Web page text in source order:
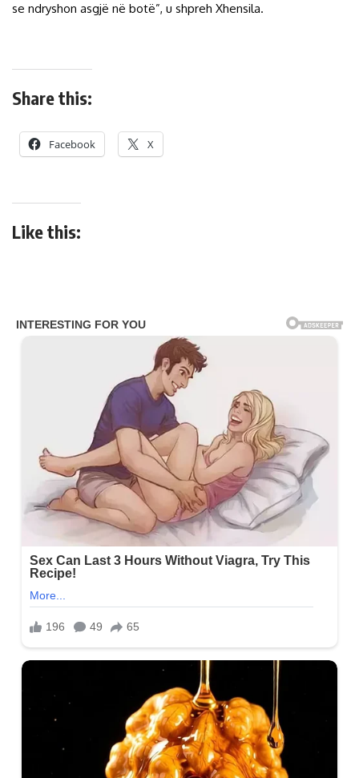
se ndryshon asgjë në botë”, u shpreh Xhensila.
Share this:
Facebook X
Like this: